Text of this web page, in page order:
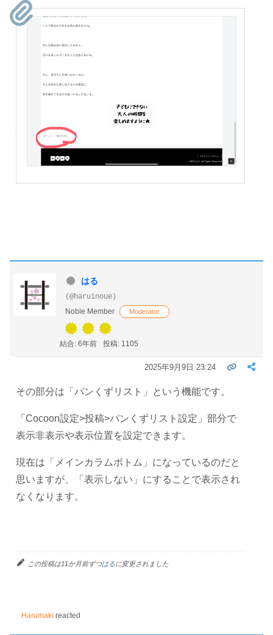
はる
(@haruinoue)
Noble Member
Moderator
結合: 6年前 投稿: 1105
2025年9月9日 23:24
その部分は「パンくずリスト」という機能です。
「Cocoon設定>投稿>パンくずリスト設定」部分で
表示非表示や表示位置を設定できます。
現在は「 メインカラムボトム」になっているのだと
思いますが、「表示しない」にすることで表示され
なくなります。
この投稿は11か月前ずつはるに変更されました
Harumaki reacted